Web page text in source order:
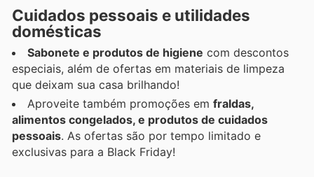
Cuidados pessoais e utilidades
domésticas
Sabonete e produtos de higiene com descontos
especiais, além de ofertas em materiais de limpeza
que deixam sua casa brilhando!
Aproveite também promoções em fraldas,
alimentos congelados, e produtos de cuidados
pessoais. As ofertas são por tempo limitado e
exclusivas para a Black Friday!